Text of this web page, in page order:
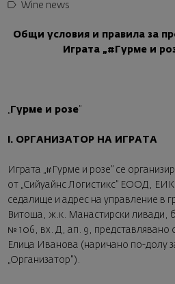
Wine news
Общи условия и правила за
Играта „#Гурме и
„Гурме и розе”
I. ОРГАНИЗАТОР НА ИГРАТА
Играта „#Гурме и розе” се
от „Сийуайнс Логистикс” ЕООД, ЕИК
седалище и адрес на управление в
Витоша, ж.к. Манастирски ливади,
№ 106, вх. Д, ап. 9, представлявано
Елица Иванова (наричано по-долу
„Организатор").